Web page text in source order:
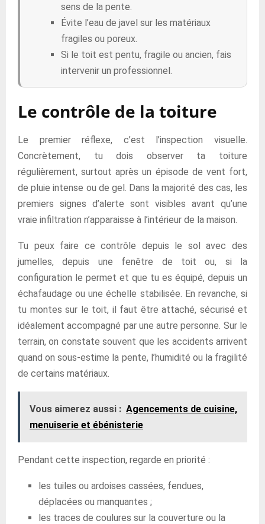
sens de la pente.
Évite l’eau de javel sur les matériaux
fragiles ou poreux.
Si le toit est pentu, fragile ou ancien, fais
intervenir un professionnel.
Le contrôle de la toiture
Le premier réflexe, c’est l’inspection visuelle.
Concrètement, tu dois observer ta toiture
régulièrement, surtout après un épisode de vent fort,
de pluie intense ou de gel. Dans la majorité des cas, les
premiers signes d’alerte sont visibles avant qu’une
vraie infiltration n’apparaisse à l’intérieur de la maison.
Tu peux faire ce contrôle depuis le sol avec des
jumelles, depuis une fenêtre de toit ou, si la
configuration le permet et que tu es équipé, depuis un
échafaudage ou une échelle stabilisée. En revanche, si
tu montes sur le toit, il faut être attaché, sécurisé et
idéalement accompagné par une autre personne. Sur le
terrain, on constate souvent que les accidents arrivent
quand on sous-estime la pente, l’humidité ou la fragilité
de certains matériaux.
Vous aimerez aussi : Agencements de cuisine,
menuiserie et ébénisterie
Pendant cette inspection, regarde en priorité :
les tuiles ou ardoises cassées, fendues,
déplacées ou manquantes ;
les traces de coulures sur la couverture ou la